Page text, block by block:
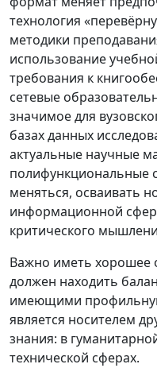
технология
методики
использование
требования к
сетевые
значимое для
базах данных
актуальные научные
полифункциональные
меняться, осваивать
информационной
критического
Важно иметь хорошее
должен находить
имеющими
является носителем
знания: в
технической сферах.